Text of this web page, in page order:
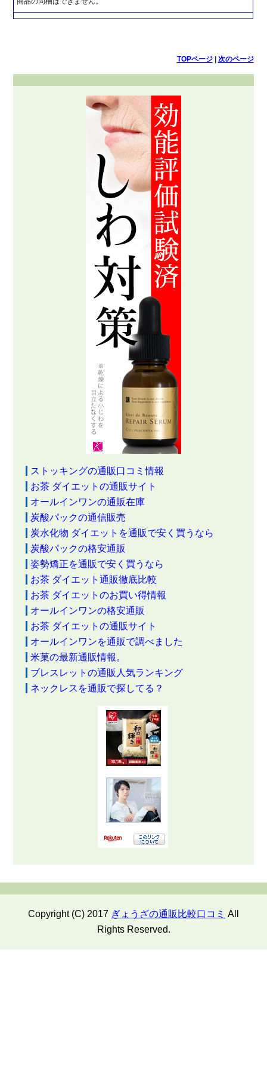
TOPページ| 次のページ
ストッキングの通販口コミ情報
お茶 ダイエットの通販サイト
オールインワンの通販在庫
炭酸パックの通信販売
炭水化物 ダイエットを通販で安く買うなら
炭酸パックの格安通販
姿勢矯正を通販で安く買うなら
お茶 ダイエット通販徹底比較
お茶 ダイエットのお買い得情報
オールインワンの格安通販
お茶 ダイエットの通販サイト
オールインワンを通販で調べました
米菓の最新通販情報。
ブレスレットの通販人気ランキング
ネックレスを通販で探してる？
Copyright (C) 2017 ぎょうざの通販比較口コミ All
Rights Reserved.